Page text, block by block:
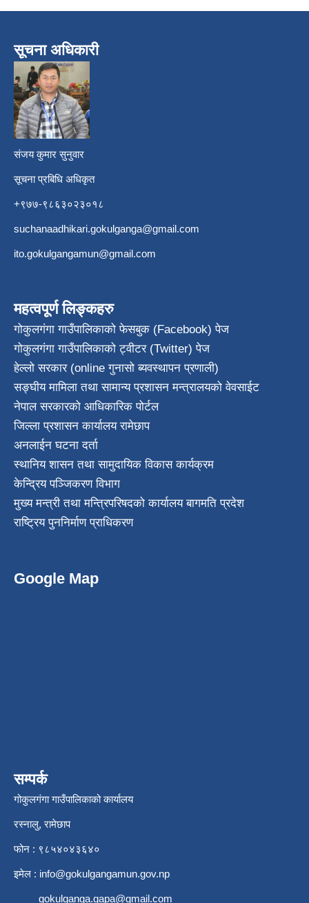
सूचना अधिकारी
संजय कुमार सुनुवार
सूचना प्रबिधि अधिकृत
+९७७-९८६३०२३०१८
suchanaadhikari.gokulganga@gmail.com
ito.gokulgangamun@gmail.com
महत्वपूर्ण लिङ्कहरु
गोकुलगंगा गाउँपालिकाको फेसबुक (Facebook) पेज
गोकुलगंगा गाउँपालिकाको ट्वीटर (Twitter) पेज
हेल्लो सरकार (online गुनासो ब्यवस्थापन प्रणाली)
सङ्घीय मामिला तथा सामान्य प्रशासन मन्त्रालयको वेवसाईट
नेपाल सरकारको आधिकारिक पोर्टल
जिल्ला प्रशासन कार्यालय रामेछाप
अनलाईन घटना दर्ता
स्थानिय शासन तथा सामुदायिक विकास कार्यक्रम
केन्द्रिय पञ्जिकरण विभाग
मुख्य मन्त्री तथा मन्त्रिपरिषदको कार्यालय बागमति प्रदेश
राष्ट्रिय पुननिर्माण प्राधिकरण
Google Map
सम्पर्क
गोकुलगंगा गाउँपालिकाको कार्यालय
रस्नालु, रामेछाप
फोन : ९८५४०४३६४०
इमेल : info@gokulgangamun.gov.np
gokulganga.gapa@gmail.com